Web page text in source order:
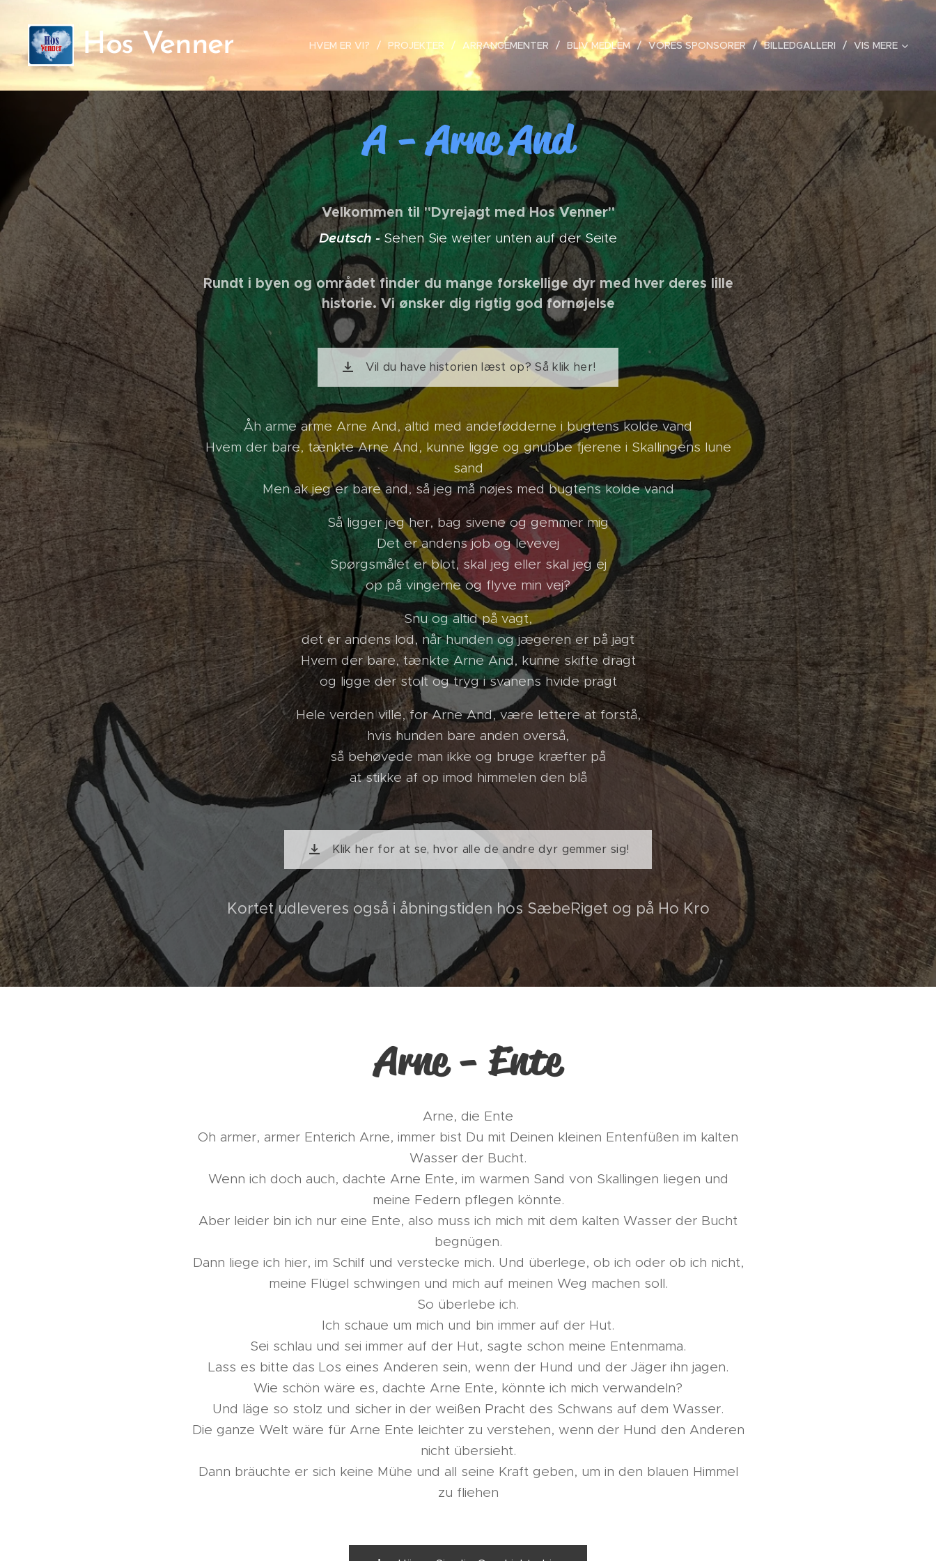
Hos Venner HVEM ER VI? PROJEKTER ARRANGEMENTER BLIV MEDLEM VORES SPONSORER BILLEDGALLERI VIS MERE
A - Arne And
Velkommen til "Dyrejagt med Hos Venner"
Deutsch - Sehen Sie weiter unten auf der Seite
Rundt i byen og området finder du mange forskellige dyr med hver deres lille
historie. Vi ønsker dig rigtig god fornøjelse
Vil du have historien læst op? Så klik her!
Åh arme arme Arne And, altid med andefødderne i bugtens kolde vand
Hvem der bare, tænkte Arne And, kunne ligge og gnubbe fjerene i Skallingens lune
sand
Men ak jeg er bare and, så jeg må nøjes med bugtens kolde vand
Så ligger jeg her, bag sivene og gemmer mig
Det er andens job og levevej
Spørgsmålet er blot, skal jeg eller skal jeg ej
op på vingerne og flyve min vej?
Snu og altid på vagt,
det er andens lod, når hunden og jægeren er på jagt
Hvem der bare, tænkte Arne And, kunne skifte dragt
og ligge der stolt og tryg i svanens hvide pragt
Hele verden ville, for Arne And, være lettere at forstå,
hvis hunden bare anden overså,
så behøvede man ikke og bruge kræfter på
at stikke af op imod himmelen den blå
Klik her for at se, hvor alle de andre dyr gemmer sig!
Kortet udleveres også i åbningstiden hos SæbeRiget og på Ho Kro
Arne - Ente
Arne, die Ente
Oh armer, armer Enterich Arne, immer bist Du mit Deinen kleinen Entenfüßen im kalten
Wasser der Bucht.
Wenn ich doch auch, dachte Arne Ente, im warmen Sand von Skallingen liegen und
meine Federn pflegen könnte.
Aber leider bin ich nur eine Ente, also muss ich mich mit dem kalten Wasser der Bucht
begnügen.
Dann liege ich hier, im Schilf und verstecke mich. Und überlege, ob ich oder ob ich nicht,
meine Flügel schwingen und mich auf meinen Weg machen soll.
So überlebe ich.
Ich schaue um mich und bin immer auf der Hut.
Sei schlau und sei immer auf der Hut, sagte schon meine Entenmama.
Lass es bitte das Los eines Anderen sein, wenn der Hund und der Jäger ihn jagen.
Wie schön wäre es, dachte Arne Ente, könnte ich mich verwandeln?
Und läge so stolz und sicher in der weißen Pracht des Schwans auf dem Wasser.
Die ganze Welt wäre für Arne Ente leichter zu verstehen, wenn der Hund den Anderen
nicht übersieht.
Dann bräuchte er sich keine Mühe und all seine Kraft geben, um in den blauen Himmel
zu fliehen